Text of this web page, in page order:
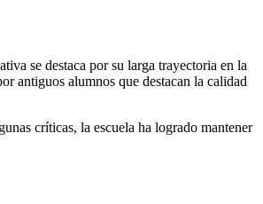
se destaca por su larga trayectoria en la
antiguos alumnos que destacan la calidad
críticas, la escuela ha logrado mantener